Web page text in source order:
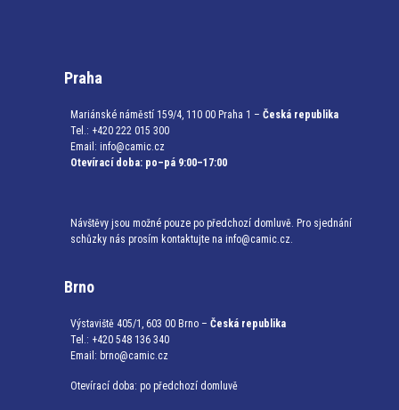
Praha
Mariánské náměstí 159/4, 110 00 Praha 1 – Česká republika
Tel.: +420 222 015 300
Email: info@camic.cz
Otevírací doba: po–pá 9:00–17:00
Návštěvy jsou možné pouze po předchozí domluvě. Pro sjednání
schůzky nás prosím kontaktujte na info@camic.cz.
Brno
Výstaviště 405/1, 603 00 Brno – Česká republika
Tel.: +420 548 136 340
Email: brno@camic.cz
Otevírací doba: po předchozí domluvě